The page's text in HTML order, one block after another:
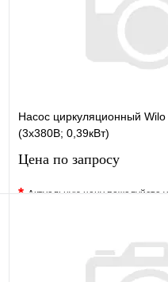
Насос циркуляционный
(3х380В; 0,39кВт)
Цена по запросу
*Актуальную цену пожалуйста